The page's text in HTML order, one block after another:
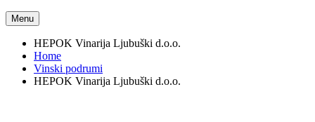
Menu
HEPOK Vinarija Ljubuški d.o.o.
Home
Vinski podrumi
HEPOK Vinarija Ljubuški d.o.o.